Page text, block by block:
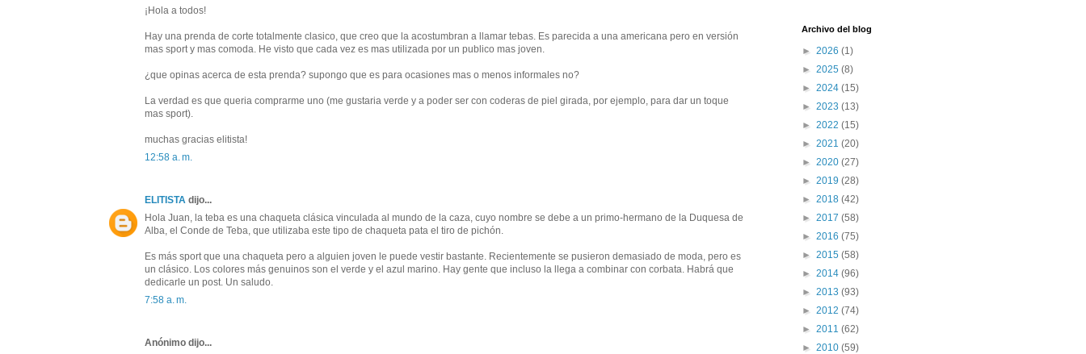
¡Hola a todos!
Hay una prenda de corte totalmente clasico, que creo que la acostumbran a llamar tebas. Es parecida a una americana pero en versión
mas sport y mas comoda. He visto que cada vez es mas utilizada por un publico mas joven.
¿que opinas acerca de esta prenda? supongo que es para ocasiones mas o menos informales no?
La verdad es que queria comprarme uno (me gustaria verde y a poder ser con coderas de piel girada, por ejemplo, para dar un toque
mas sport).
muchas gracias elitista!
12:58 a. m.
ELITISTA dijo...
Hola Juan, la teba es una chaqueta clásica vinculada al mundo de la caza, cuyo nombre se debe a un primo-hermano de la Duquesa de
Alba, el Conde de Teba, que utilizaba este tipo de chaqueta pata el tiro de pichón.
Es más sport que una chaqueta pero a alguien joven le puede vestir bastante. Recientemente se pusieron demasiado de moda, pero es
un clásico. Los colores más genuinos son el verde y el azul marino. Hay gente que incluso la llega a combinar con corbata. Habrá que
dedicarle un post. Un saludo.
7:58 a. m.
Anónimo dijo...
Archivo del blog
► 2026 (1)
► 2025 (8)
► 2024 (15)
► 2023 (13)
► 2022 (15)
► 2021 (20)
► 2020 (27)
► 2019 (28)
► 2018 (42)
► 2017 (58)
► 2016 (75)
► 2015 (58)
► 2014 (96)
► 2013 (93)
► 2012 (74)
► 2011 (62)
► 2010 (59)